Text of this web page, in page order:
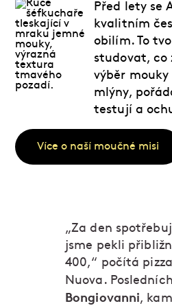
Před lety se
kvalitním
obilím. To
studovat, co
výběr
mlýny,
testují a
Více o naší moučné misi
„Za den
jsme pekli
400,“ počítá
Nuova.
Bongiovanni,